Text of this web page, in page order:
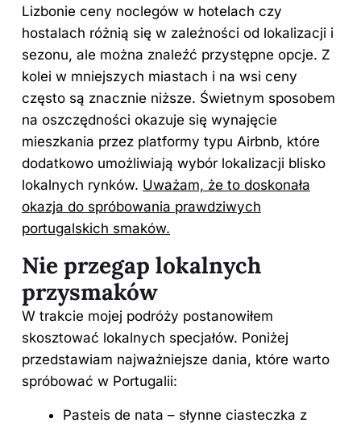
Lizbonie ceny noclegów w hotelach czy
hostalach różnią się w zależności od lokalizacji i
sezonu, ale można znaleźć przystępne opcje. Z
kolei w mniejszych miastach i na wsi ceny
często są znacznie niższe. Świetnym sposobem
na oszczędności okazuje się wynajęcie
mieszkania przez platformy typu Airbnb, które
dodatkowo umożliwiają wybór lokalizacji blisko
lokalnych rynków. Uważam, że to doskonała
okazja do spróbowania prawdziwych
portugalskich smaków.
Nie przegap lokalnych
przysmaków
W trakcie mojej podróży postanowiłem
skosztować lokalnych specjałów. Poniżej
przedstawiam najważniejsze dania, które warto
spróbować w Portugalii:
Pasteis de nata – słynne ciasteczka z